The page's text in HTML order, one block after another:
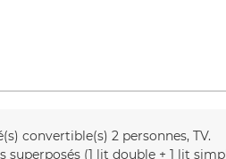
convertible(s) 2 personnes TV
superposés (1 lit double + 1 lit